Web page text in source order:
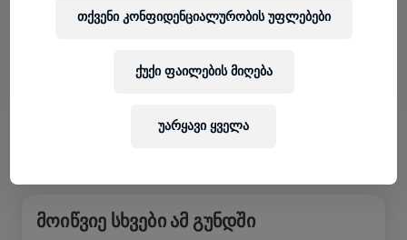
გუნდში ხარ თუ საკუთარს ქმნი, აპლიკაციაში
ლიდერბორდს და ერთად აღნიშნეთ.
ᲛᲝᲘᲬᲕᲘᲔ ᲡᲮᲕᲔᲑᲘ ᲐᲛ ᲒᲣᲜᲓᲨᲘ
თქვენი კონფიდენციალურობის უფლებები
უარყავი ყველა
ქუქი ფაილების მიღება